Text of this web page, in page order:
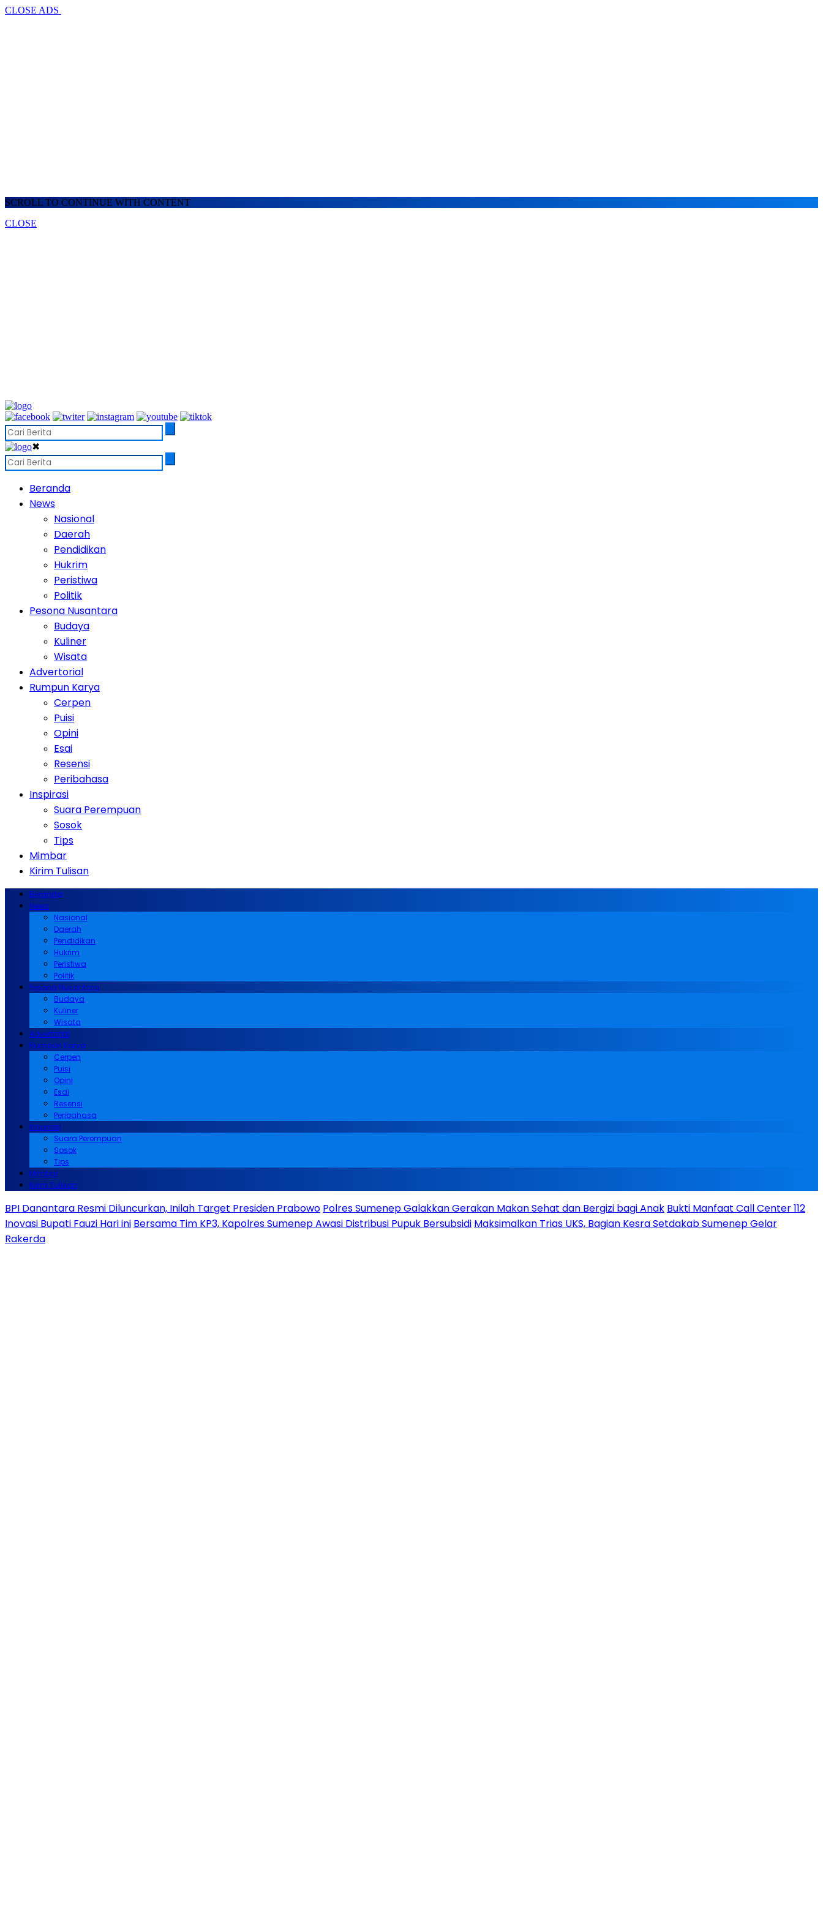
CLOSE ADS
SCROLL TO CONTINUE WITH CONTENT
CLOSE
✖
Beranda
News
Nasional
Daerah
Pendidikan
Hukrim
Peristiwa
Politik
Pesona Nusantara
Budaya
Kuliner
Wisata
Advertorial
Rumpun Karya
Cerpen
Puisi
Opini
Esai
Resensi
Peribahasa
Inspirasi
Suara Perempuan
Sosok
Tips
Mimbar
Kirim Tulisan
Beranda
News
Nasional
Daerah
Pendidikan
Hukrim
Peristiwa
Politik
Pesona Nusantara
Budaya
Kuliner
Wisata
Advertorial
Rumpun Karya
Cerpen
Puisi
Opini
Esai
Resensi
Peribahasa
Inspirasi
Suara Perempuan
Sosok
Tips
Mimbar
Kirim Tulisan
BPI Danantara Resmi Diluncurkan, Inilah Target Presiden Prabowo Polres Sumenep Galakkan Gerakan Makan Sehat dan Bergizi bagi Anak Bukti Manfaat Call Center 112
Inovasi Bupati Fauzi Hari ini Bersama Tim KP3, Kapolres Sumenep Awasi Distribusi Pupuk Bersubsidi Maksimalkan Trias UKS, Bagian Kesra Setdakab Sumenep Gelar
Rakerda